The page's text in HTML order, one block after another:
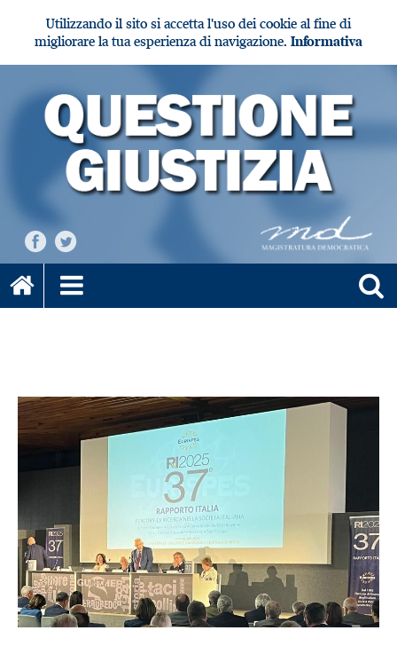
Utilizzando il sito si accetta l'uso dei cookie al fine di
migliorare la tua esperienza di navigazione. Informativa